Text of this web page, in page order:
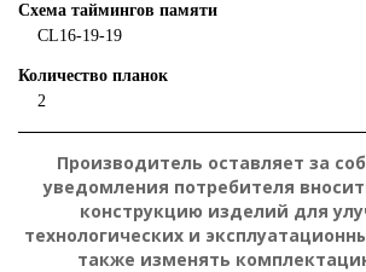
Схема таймингов памяти
CL16-19-19
Количество планок
2
Производитель оставляет за
уведомления потребителя
конструкцию изделий для
технологических и
также изменять